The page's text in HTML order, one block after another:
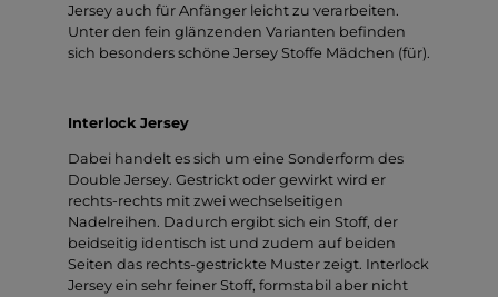
Jersey auch für Anfänger leicht zu verarbeiten.
Unter den fein glänzenden Varianten befinden
sich besonders schöne Jersey Stoffe Mädchen (für).
Interlock Jersey
Dabei handelt es sich um eine Sonderform des
Double Jersey. Gestrickt oder gewirkt wird er
rechts-rechts mit zwei wechselseitigen
Nadelreihen. Dadurch ergibt sich ein Stoff, der
beidseitig identisch ist und zudem auf beiden
Seiten das rechts-gestrickte Muster zeigt. Interlock
Jersey ein sehr feiner Stoff, formstabil aber nicht